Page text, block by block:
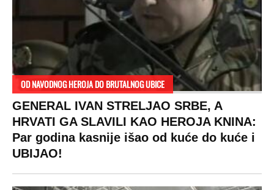
Hronika
Beograd
Zasadi drvo
Sudbine
Zvezde
Holivud
Kviz
Košarka
Tenis
Ostali sportovi
Navijači
Showtime
Svaštara
Tiktok
LIFESTYLE
Život
Stil
Ljubav
SVET
Planeta
Globalno zagrevanje
MONDO INC.
Impressum
Kontakt